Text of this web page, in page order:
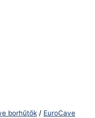
borhűtők / EuroCave